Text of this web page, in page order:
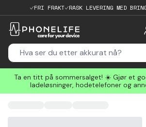
FRI FRAKT RASK LEVERING MED
Ta en titt på sommersalget! ☀️ Gjør et
ladeløsninger, hodetelefoner og